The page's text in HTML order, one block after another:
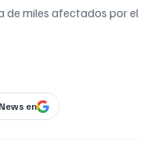
de miles afectados por el
en